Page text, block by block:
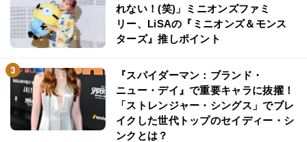
れない！(笑)」ミニオンズファミ
リー、LiSAの『ミニオンズ＆モンス
ターズ』推しポイント
『スパイダーマン：ブランド・
ニュー・デイ』で重要キャラに抜擢！
「ストレンジャー・シングス」でブレ
イクした世代トップのセイディー・シ
ンクとは？